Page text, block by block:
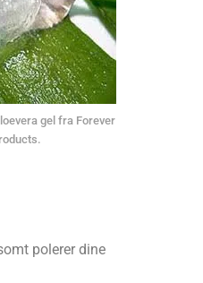
gel fra Forever
polerer dine